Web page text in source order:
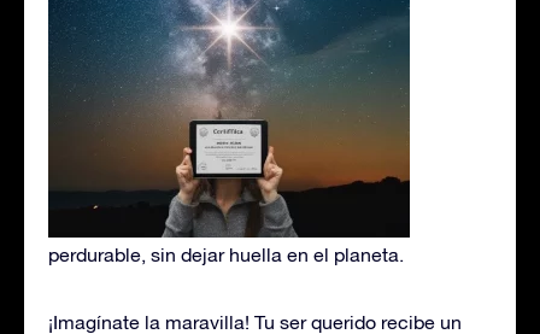
perdurable, sin dejar huella en el planeta.
¡Imagínate la maravilla! Tu ser querido recibe un